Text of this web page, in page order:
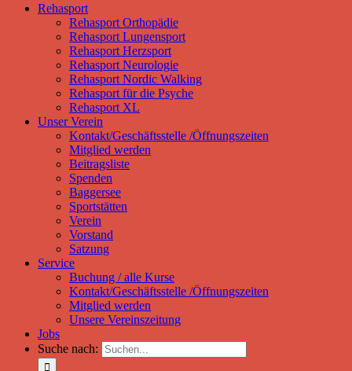
Rehasport
Rehasport Orthopädie
Rehasport Lungensport
Rehasport Herzsport
Rehasport Neurologie
Rehasport Nordic Walking
Rehasport für die Psyche
Rehasport XL
Unser Verein
Kontakt/Geschäftsstelle /Öffnungszeiten
Mitglied werden
Beitragsliste
Spenden
Baggersee
Sportstätten
Verein
Vorstand
Satzung
Service
Buchung / alle Kurse
Kontakt/Geschäftsstelle /Öffnungszeiten
Mitglied werden
Unsere Vereinszeitung
Jobs
Suche nach: